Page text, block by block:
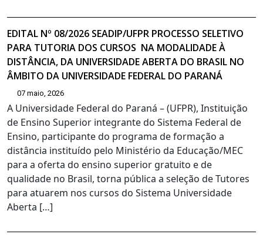
EDITAL Nº 08/2026 SEADIP/UFPR PROCESSO SELETIVO
PARA TUTORIA DOS CURSOS NA MODALIDADE À
DISTÂNCIA, DA UNIVERSIDADE ABERTA DO BRASIL NO
ÂMBITO DA UNIVERSIDADE FEDERAL DO PARANÁ
07 maio, 2026
A Universidade Federal do Paraná – (UFPR), Instituição
de Ensino Superior integrante do Sistema Federal de
Ensino, participante do programa de formação a
distância instituído pelo Ministério da Educação/MEC
para a oferta do ensino superior gratuito e de
qualidade no Brasil, torna pública a seleção de Tutores
para atuarem nos cursos do Sistema Universidade
Aberta […]